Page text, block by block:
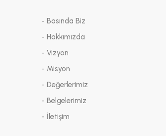
- Basında Biz
- Hakkımızda
- Vizyon
- Misyon
- Değerlerimiz
- Belgelerimiz
- İletişim